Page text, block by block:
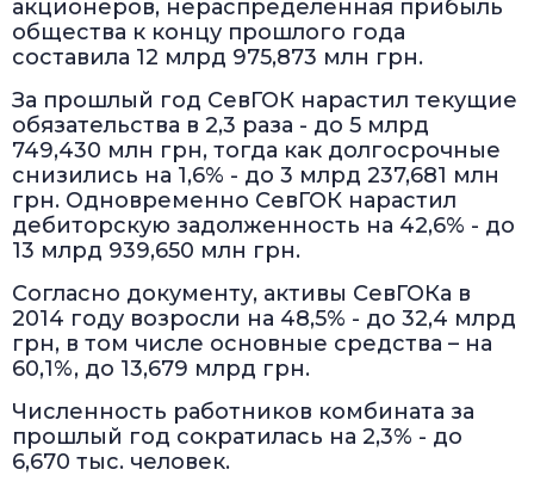
акционеров, нераспределенная прибыль
общества к концу прошлого года
составила 12 млрд 975,873 млн грн.
За прошлый год СевГОК нарастил текущие
обязательства в 2,3 раза - до 5 млрд
749,430 млн грн, тогда как долгосрочные
снизились на 1,6% - до 3 млрд 237,681 млн
грн. Одновременно СевГОК нарастил
дебиторскую задолженность на 42,6% - до
13 млрд 939,650 млн грн.
Согласно документу, активы СевГОКа в
2014 году возросли на 48,5% - до 32,4 млрд
грн, в том числе основные средства – на
60,1%, до 13,679 млрд грн.
Численность работников комбината за
прошлый год сократилась на 2,3% - до
6,670 тыс. человек.